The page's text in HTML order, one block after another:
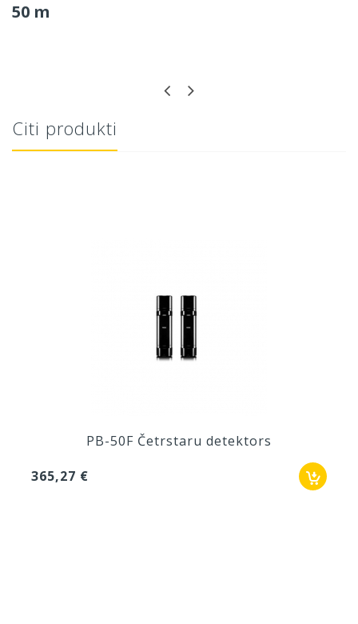
50 m
Citi produkti
PB-50F Četrstaru detektors
365,27 €